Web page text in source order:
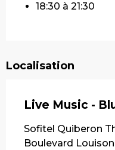
18:30 à 21:30
Localisation
Live Music -
Sofitel Quiberon
Boulevard